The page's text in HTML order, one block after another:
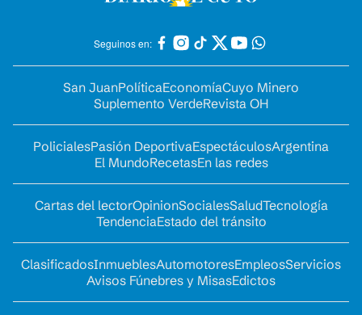
Seguinos en:
San JuanPolíticaEconomíaCuyo Minero
Suplemento VerdeRevista OH
PolicialesPasión DeportivaEspectáculosArgentina
El MundoRecetasEn las redes
Cartas del lectorOpinionSocialesSaludTecnología
TendenciaEstado del tránsito
ClasificadosInmueblesAutomotoresEmpleosServicios
Avisos Fúnebres y MisasEdictos